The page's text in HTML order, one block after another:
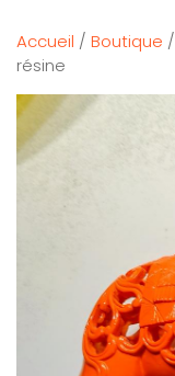
Accueil / Boutique /
résine